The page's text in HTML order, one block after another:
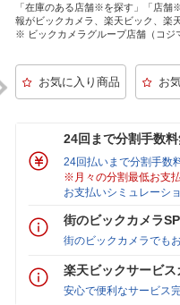
「在庫のある店舗※を探す」「店
報がビックカメラ、楽天ビック、楽
※ ビックカメラグループ店舗（コジ
24回まで分割手数
24回払いまで分割手数
※月々の分割最低お支
お支払いシミュレーシ
街のビックカメラ
街のビックカメラでも
楽天ビックサービス
安心で便利なサービス